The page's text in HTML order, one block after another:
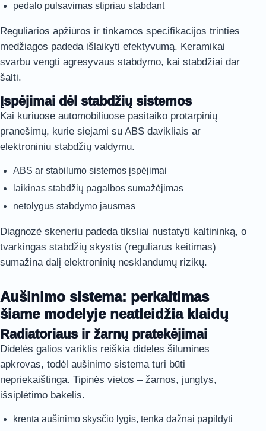
pedalo pulsavimas stipriau stabdant
Reguliarios apžiūros ir tinkamos specifikacijos trinties
medžiagos padeda išlaikyti efektyvumą. Keramikai
svarbu vengti agresyvaus stabdymo, kai stabdžiai dar
šalti.
Įspėjimai dėl stabdžių sistemos
Kai kuriuose automobiliuose pasitaiko protarpinių
pranešimų, kurie siejami su ABS davikliais ar
elektroniniu stabdžių valdymu.
ABS ar stabilumo sistemos įspėjimai
laikinas stabdžių pagalbos sumažėjimas
netolygus stabdymo jausmas
Diagnozė skeneriu padeda tiksliai nustatyti kaltininką, o
tvarkingas stabdžių skystis (reguliarus keitimas)
sumažina dalį elektroninių nesklandumų rizikų.
Aušinimo sistema: perkaitimas
šiame modelyje neatleidžia klaidų
Radiatoriaus ir žarnų pratekėjimai
Didelės galios variklis reiškia dideles šilumines
apkrovas, todėl aušinimo sistema turi būti
nepriekaištinga. Tipinės vietos – žarnos, jungtys,
išsiplėtimo bakelis.
krenta aušinimo skysčio lygis, tenka dažnai papildyti